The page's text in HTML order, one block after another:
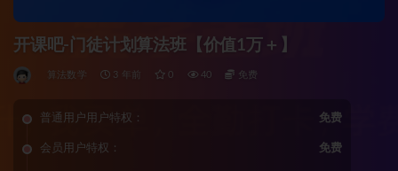
开课吧-门徒计划算法班【价值1万＋】
算法数学 3 年前 0 40 免费
普通用户用户特权： 免费
会员用户特权： 免费